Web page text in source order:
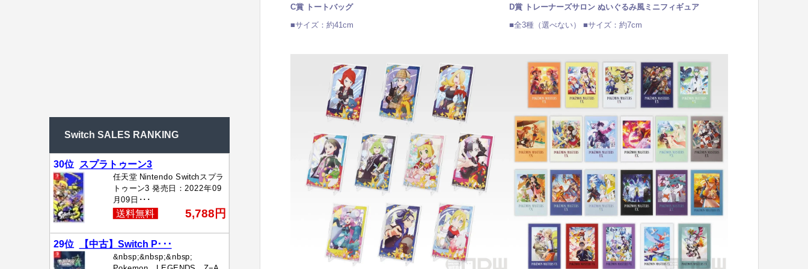
C賞 トートバッグ
■サイズ：約41cm
D賞 トレーナーズサロン ぬいぐるみ風ミニフィギュア
■全3種（選べない） ■サイズ：約7cm
Switch SALES RANKING